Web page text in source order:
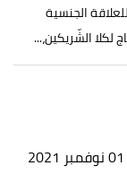
الجنسية
لكلا الشّريكين،...
01 نوفمبر 2021